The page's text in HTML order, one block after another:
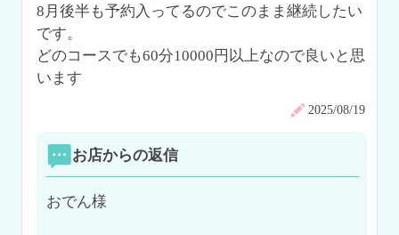
8月後半も予約入ってるのでこのまま継続したい
です。
どのコースでも60分10000円以上なので良いと思
います
2025/08/19
お店からの返信
おでん様